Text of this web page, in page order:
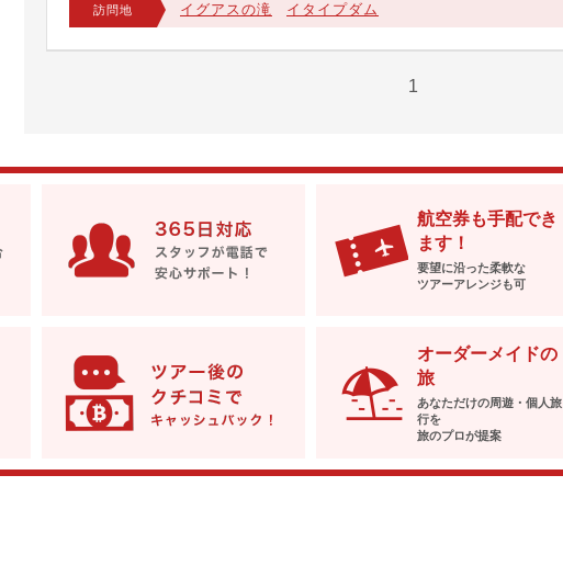
訪問地 イグアスの滝 イタイプダム
1
航空券も手配でき
ます！
要望に沿った柔軟な
ツアーアレンジも可
オーダーメイドの
旅
あなただけの周遊・個人旅
行を
旅のプロが提案